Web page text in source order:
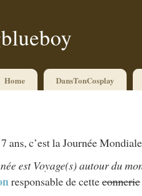
Home DansTonCosplay
ans, c’est la Journée
est Voyage(s) autour du
responsable de cetteconnerie